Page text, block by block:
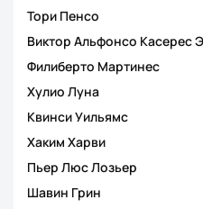
Тори Пенсо
Виктор Альфонсо Касерес
Филиберто Мартинес
Хулио Луна
Квинси Уильямс
Хаким Харви
Пьер Люс Лозьер
Шавин Грин